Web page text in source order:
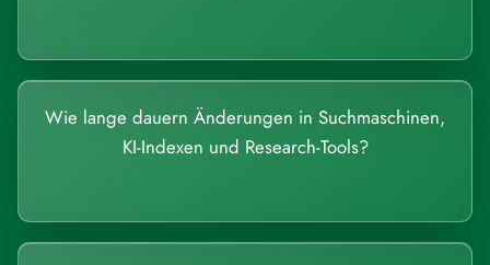
Wie lange dauern Änderungen in Suchmaschinen,
KI-Indexen und Research-Tools?